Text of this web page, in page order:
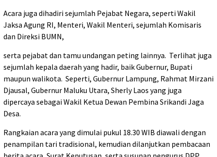
Acara juga dihadiri sejumlah Pejabat Negara, seperti Wakil
Jaksa Agung RI, Menteri, Wakil Menteri, sejumlah Komisaris
dan Direksi BUMN,
serta pejabat dan tamu undangan peting lainnya. Terlihat juga
sejumlah kepala daerah yang hadir, baik Gubernur, Bupati
maupun walikota. Seperti, Gubernur Lampung, Rahmat Mirzani
Djausal, Gubernur Maluku Utara, Sherly Laos yang juga
dipercaya sebagai Wakil Ketua Dewan Pembina Srikandi Jaga
Desa.
Rangkaian acara yang dimulai pukul 18.30 WIB diawali dengan
penampilan tari tradisional, kemudian dilanjutkan pembacaan